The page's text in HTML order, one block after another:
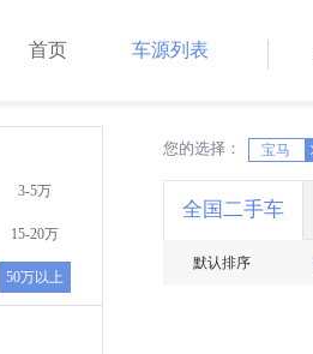
首页 车源列表
3-5万
15-20万
50万以上
您的选择： 宝马
X X
全国二手车
默认排序